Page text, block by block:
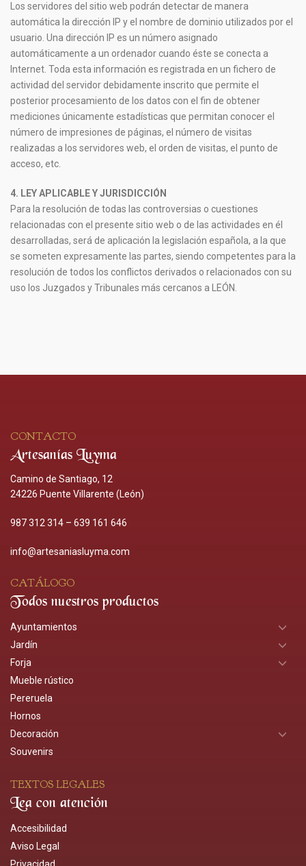
Los servidores del sitio web podrán detectar de manera
automática la dirección IP y el nombre de dominio utilizados por el
usuario. Una dirección IP es un número asignado
automáticamente a un ordenador cuando éste se conecta a
Internet. Toda esta información es registrada en un fichero de
actividad del servidor debidamente inscrito que permite el
posterior procesamiento de los datos con el fin de obtener
mediciones únicamente estadísticas que permitan conocer el
número de impresiones de páginas, el número de visitas
realizadas a los servidores web, el orden de visitas, el punto de
acceso, etc.
4. LEY APLICABLE Y JURISDICCIÓN
Para la resolución de todas las controversias o cuestiones
relacionadas con el presente sitio web o de las actividades en él
desarrolladas, será de aplicación la legislación española, a la que
se someten expresamente las partes, siendo competentes para la
resolución de todos los conflictos derivados o relacionados con su
uso los Juzgados y Tribunales más cercanos a LEÓN.
CONTACTO
Artesanías Luyma
Camino de Santiago, 12
24226 Puente Villarente (León)
987 312 314 – 639 161 646
info@artesaniasluyma.com
CATÁLOGO
Todos nuestros productos
Ayuntamientos
Jardín
Forja
Mueble rústico
Pereruela
Hornos
Decoración
Souvenirs
TEXTOS LEGALES
Lea con atención
Accesibilidad
Aviso Legal